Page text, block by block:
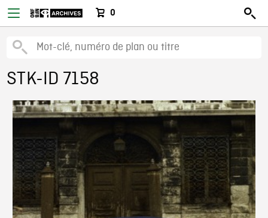
0
STK-ID 7158